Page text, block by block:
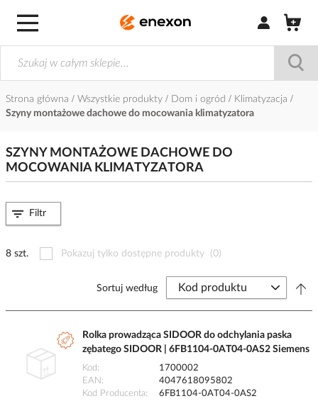
Zaloguj się /
Strona główna Wszystkie produkty Dom i ogród
Klimatyzacja
Szyny montażowe dachowe do mocowania klimatyzatora
SZYNY MONTAŻOWE DACHOWE DO
MOCOWANIA KLIMATYZATORA
8 szt. Pokazuj tylko dostępne produkty (0)
Sortuj według
Rolka prowadząca SIDOOR do odchylania paska
zębatego SIDOOR | 6FB1104-0AT04-0AS2 Siemens
Kod
1700002
EAN
4047618095802
Kod Producenta
6FB1104-0AT04-0AS2
Filtr